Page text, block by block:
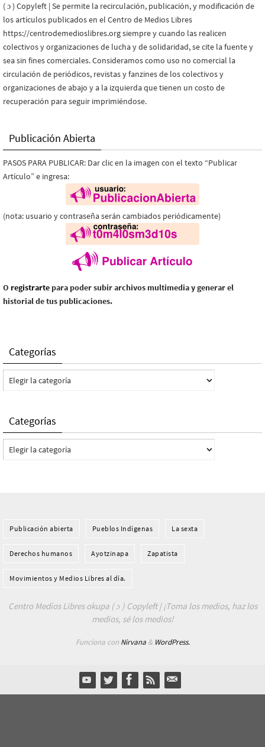
( ɔ ) Copyleft | Se permite la recirculación, publicación, y modificación de
los artículos publicados en el Centro de Medios Libres
https://centrodemedioslibres.org siempre y cuando las realicen
colectivos y organizaciones de lucha y de solidaridad, se cite la fuente y
sea sin fines comerciales. Consideramos como uso no comercial la
circulación de periódicos, revistas y fanzines de los colectivos y
organizaciones de abajo y a la izquierda que tienen un costo de
recuperación para seguir imprimiéndose.
Publicación Abierta
PASOS PARA PUBLICAR: Dar clic en la imagen con el texto “Publicar
Artículo” e ingresa:
(nota: usuario y contraseña serán cambiados periódicamente)
O registrarte para poder subir archivos multimedia y generar el
historial de tus publicaciones.
Categorías
Categorías
Categorías
Categorías
Publicación abierta Pueblos Indí­genas La sexta
Derechos humanos Ayotzinapa Zapatista
Movimientos y Medios Libres al día.
Centro Medios Libres okupa ( ɔ ) Copyleft | ¡Toma los medios, haz los
medios, sé los medios!
Funciona con Nirvana& WordPress.